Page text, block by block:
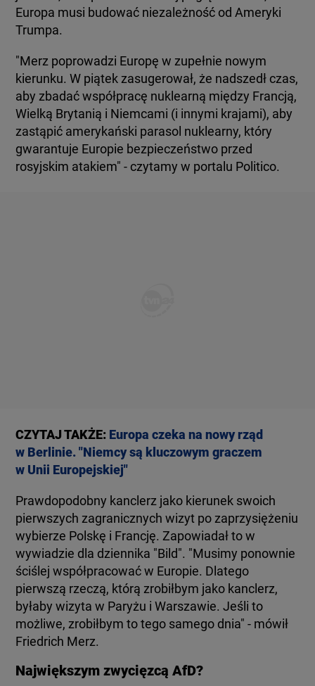
Europa musi budować niezależność od Ameryki
Trumpa.
"Merz poprowadzi Europę w zupełnie nowym
kierunku. W piątek zasugerował, że nadszedł czas,
aby zbadać współpracę nuklearną między Francją,
Wielką Brytanią i Niemcami (i innymi krajami), aby
zastąpić amerykański parasol nuklearny, który
gwarantuje Europie bezpieczeństwo przed
rosyjskim atakiem" - czytamy w portalu Politico.
CZYTAJ TAKŻE: Europa czeka na nowy rząd
w Berlinie. "Niemcy są kluczowym graczem
w Unii Europejskiej"
Prawdopodobny kanclerz jako kierunek swoich
pierwszych zagranicznych wizyt po zaprzysiężeniu
wybierze Polskę i Francję. Zapowiadał to w
wywiadzie dla dziennika "Bild". "Musimy ponownie
ściślej współpracować w Europie. Dlatego
pierwszą rzeczą, którą zrobiłbym jako kanclerz,
byłaby wizyta w Paryżu i Warszawie. Jeśli to
możliwe, zrobiłbym to tego samego dnia" - mówił
Friedrich Merz.
Największym zwycięzcą AfD?